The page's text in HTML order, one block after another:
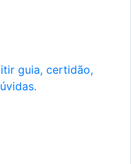
guia, certidão,